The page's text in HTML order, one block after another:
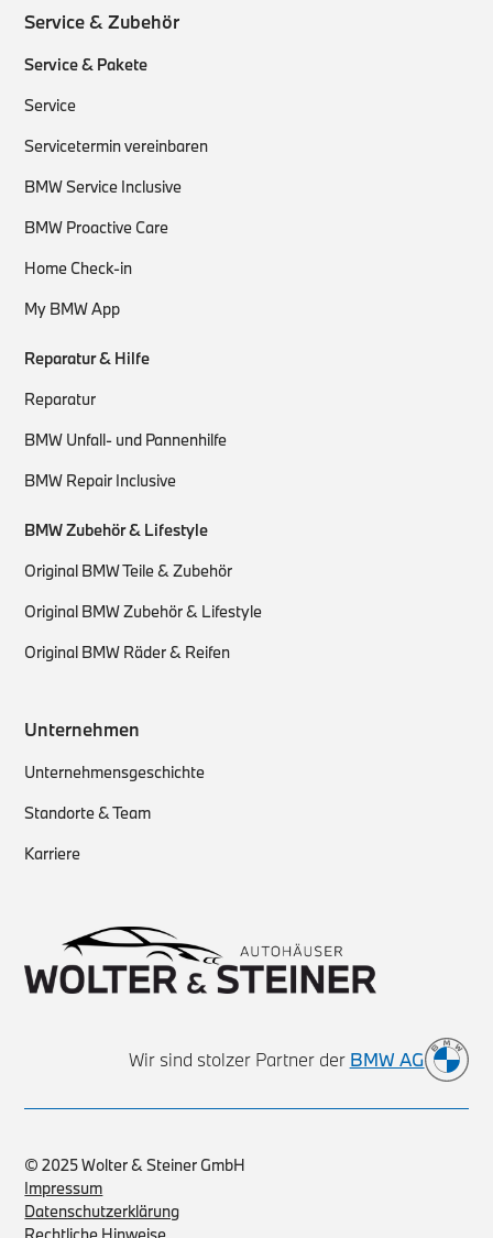
Service & Zubehör
Service & Pakete
Service
Servicetermin vereinbaren
BMW Service Inclusive
BMW Proactive Care
Home Check-in
My BMW App
Reparatur & Hilfe
Reparatur
BMW Unfall- und Pannenhilfe
BMW Repair Inclusive
BMW Zubehör & Lifestyle
Original BMW Teile & Zubehör
Original BMW Zubehör & Lifestyle
Original BMW Räder & Reifen
Unternehmen
Unternehmensgeschichte
Standorte & Team
Karriere
Wir sind stolzer Partner der BMW AG
© 2025 Wolter & Steiner GmbH
Impressum
Datenschutzerklärung
Rechtliche Hinweise